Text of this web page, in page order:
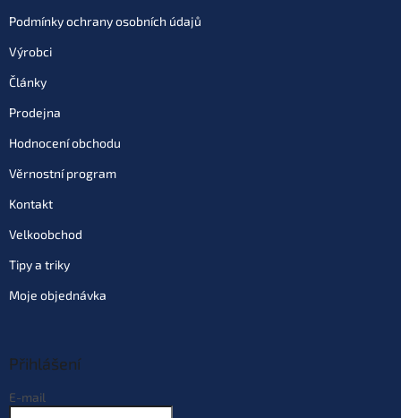
Podmínky ochrany osobních údajů
Výrobci
Články
Prodejna
Hodnocení obchodu
Věrnostní program
Kontakt
Velkoobchod
Tipy a triky
Moje objednávka
Přihlášení
E-mail